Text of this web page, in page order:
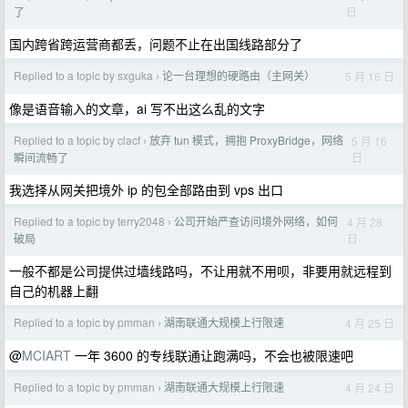
了
日
国内跨省跨运营商都丢，问题不止在出国线路部分了
Replied to a topic by sxguka › 论一台理想的硬路由（主网关） 5 月 16 日
像是语音输入的文章，ai 写不出这么乱的文字
Replied to a topic by clacf › 放弃 tun 模式，拥抱 ProxyBridge，网络
瞬间流畅了
5 月 16
日
我选择从网关把境外 ip 的包全部路由到 vps 出口
Replied to a topic by terry2048 › 公司开始严查访问境外网络，如何
破局
4 月 28
日
一般不都是公司提供过墙线路吗，不让用就不用呗，非要用就远程到
自己的机器上翻
Replied to a topic by pmman › 湖南联通大规模上行限速 4 月 25 日
@MCIART 一年 3600 的专线联通让跑满吗，不会也被限速吧
Replied to a topic by pmman › 湖南联通大规模上行限速 4 月 24 日